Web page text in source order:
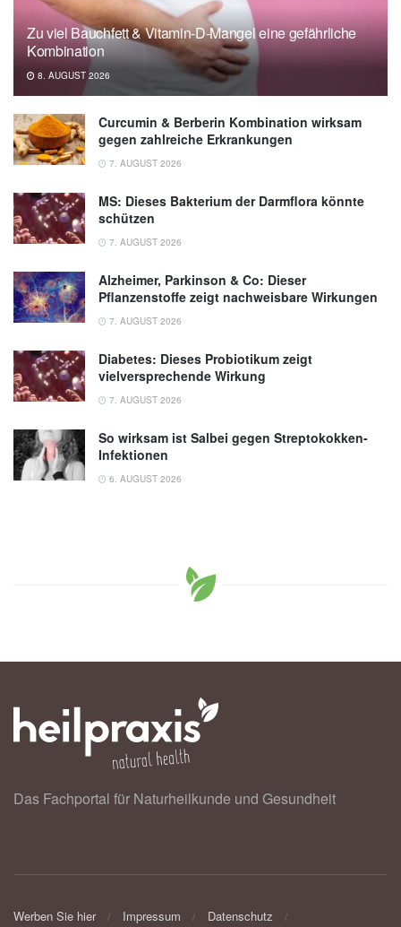
(veröffentlicht 01.11.2021),University of
Reading
Zu viel Bauchfett & Vitamin-D-Mangel eine gefährliche
Kombination
8. AUGUST 2026
Curcumin & Berberin Kombination wirksam
gegen zahlreiche Erkrankungen
7. AUGUST 2026
MS: Dieses Bakterium der Darmflora könnte
schützen
7. AUGUST 2026
Alzheimer, Parkinson & Co: Dieser
Pflanzenstoffe zeigt nachweisbare Wirkungen
7. AUGUST 2026
Diabetes: Dieses Probiotikum zeigt
vielversprechende Wirkung
7. AUGUST 2026
So wirksam ist Salbei gegen Streptokokken-
Infektionen
6. AUGUST 2026
Das Fachportal für Naturheilkunde und Gesundheit
Werben Sie hier Impressum
Datenschutz